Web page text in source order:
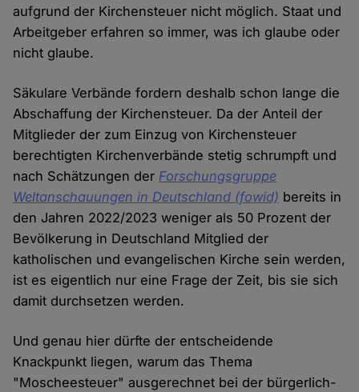
aufgrund der Kirchensteuer nicht möglich. Staat und
Arbeitgeber erfahren so immer, was ich glaube oder
nicht glaube.
Säkulare Verbände fordern deshalb schon lange die
Abschaffung der Kirchensteuer. Da der Anteil der
Mitglieder der zum Einzug von Kirchensteuer
berechtigten Kirchenverbände stetig schrumpft und
nach Schätzungen der Forschungsgruppe
Weltanschauungen in Deutschland (fowid) bereits in
den Jahren 2022/2023 weniger als 50 Prozent der
Bevölkerung in Deutschland Mitglied der
katholischen und evangelischen Kirche sein werden,
ist es eigentlich nur eine Frage der Zeit, bis sie sich
damit durchsetzen werden.
Und genau hier dürfte der entscheidende
Knackpunkt liegen, warum das Thema
"Moscheesteuer" ausgerechnet bei der bürgerlich-